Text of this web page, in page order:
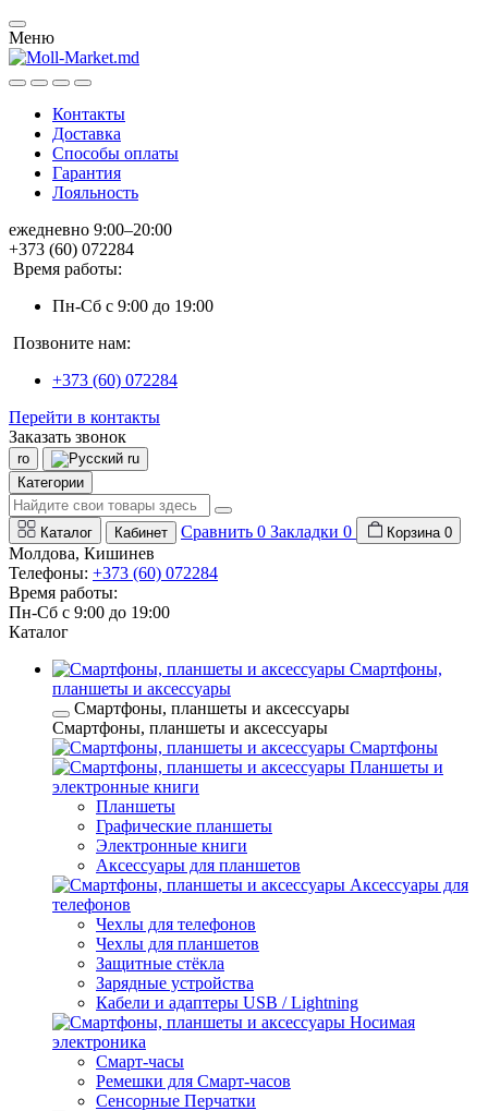
Меню
Контакты
Доставка
Способы оплаты
Гарантия
Лояльность
ежедневно 9:00–20:00
+373 (60) 072284
Время работы:
Пн-Сб с 9:00 до 19:00
Позвоните нам:
+373 (60) 072284
Перейти в контакты
Заказать звонок
ro
ru
Категории
Каталог Кабинет Сравнить 0 Закладки 0 Корзина 0
Молдова, Кишинев
Телефоны: +373 (60) 072284
Время работы:
Пн-Сб с 9:00 до 19:00
Каталог
Смартфоны,
планшеты и аксессуары
Смартфоны, планшеты и аксессуары
Смартфоны, планшеты и аксессуары
Смартфоны
Планшеты и
электронные книги
Планшеты
Графические планшеты
Электронные книги
Аксессуары для планшетов
Аксессуары для
телефонов
Чехлы для телефонов
Чехлы для планшетов
Защитные стёкла
Зарядные устройства
Кабели и адаптеры USB / Lightning
Носимая
электроника
Смарт-часы
Ремешки для Смарт-часов
Сенсорные Перчатки